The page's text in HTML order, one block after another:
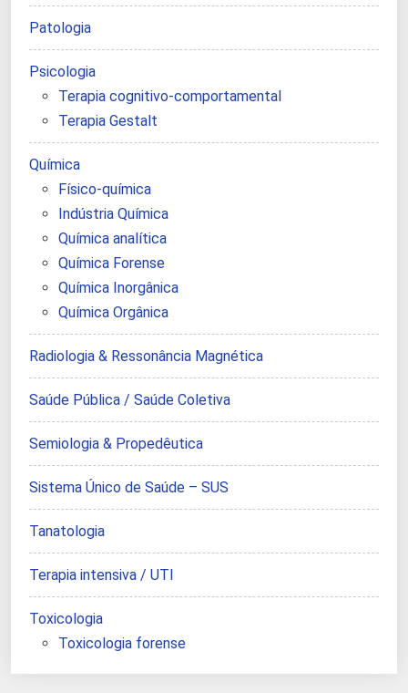
Patologia
Psicologia
Terapia cognitivo-comportamental
Terapia Gestalt
Química
Físico-química
Indústria Química
Química analítica
Química Forense
Química Inorgânica
Química Orgânica
Radiologia & Ressonância Magnética
Saúde Pública / Saúde Coletiva
Semiologia & Propedêutica
Sistema Único de Saúde – SUS
Tanatologia
Terapia intensiva / UTI
Toxicologia
Toxicologia forense